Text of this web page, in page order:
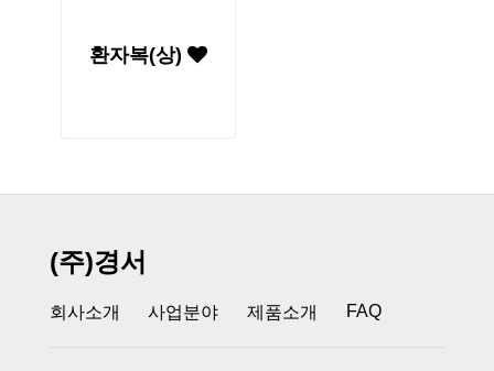
환자복(상)
(주)경서
회사소개 사업분야 제품소개 FAQ